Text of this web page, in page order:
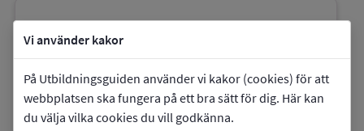
Vi använder kakor
På Utbildningsguiden använder vi kakor (cookies) för att
webbplatsen ska fungera på ett bra sätt för dig. Här kan
du välja vilka cookies du vill godkänna.
Vill du kontakta skolan?
phoneTelefon:018-562300
mailE-post:jalla@uppsala.se
link Webbplats: Uppsala yrkesgymnasium Jälla